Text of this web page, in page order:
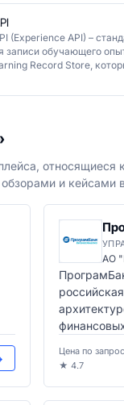
(Experience API) –
записи обучающего
Record Store,
относящиеся
и кейсами
АО
Цена по
★ 4.7